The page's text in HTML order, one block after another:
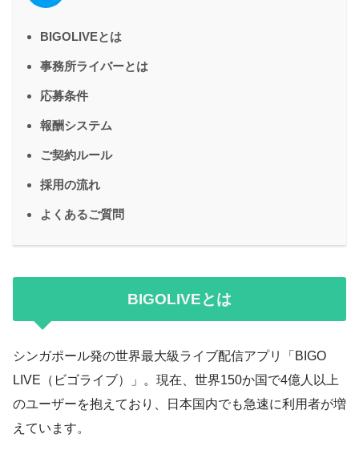
BIGOLIVEとは
事務所ライバーとは
応募条件
報酬システム
ご契約ルール
採用の流れ
よくあるご質問
BIGOLIVEとは
シンガポール発の世界最大級ライブ配信アプリ「BIGO
LIVE（ビゴライブ）」。現在、世界150か国で4億人以上
のユーザーを抱えており、日本国内でも急速に利用者が増
えています。